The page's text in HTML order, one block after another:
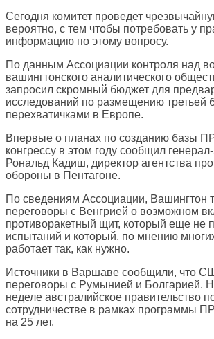
Сегодня комитет проведет
вероятно, с тем чтобы потребовать у
информацию по этому вопросу.
По данным Ассоциации контроля над
вашингтонского аналитического
запросил скромный бюджет для
исследований по размещению третьей
перехватичками в Европе.
Впервые о планах по созданию базы
конгрессу в этом году сообщил
Рональд Кадиш, директор агентства
обороны в Пентагоне.
По сведениям Ассоциации, Вашингтон
переговоры с Венгрией о возможном
противоракетный щит, который еще не
испытаний и который, по мнению
работает так, как нужно.
Источники в Варшаве сообщили, что
переговоры с Румынией и Болгарией.
неделе австралийское правительство
сотрудничестве в рамках программы
на 25 лет.